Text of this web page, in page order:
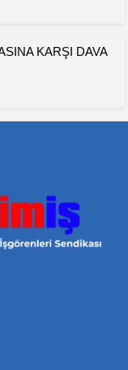
KARŞI DAVA